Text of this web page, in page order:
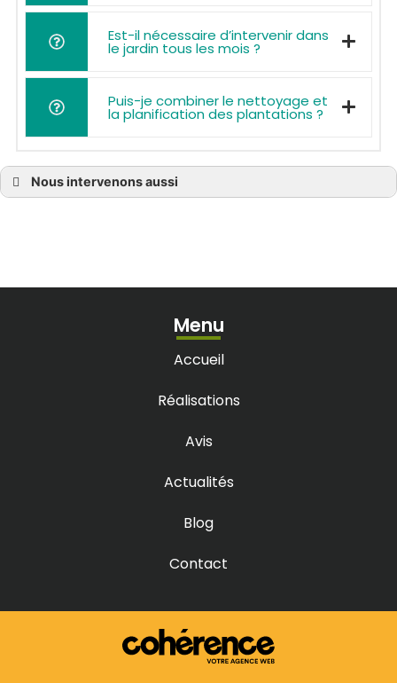
Est-il nécessaire d’intervenir dans
le jardin tous les mois ?
Puis-je combiner le nettoyage et
la planification des plantations ?
Nous intervenons aussi
Entreprise jardinier paysagiste à Eysines
Entreprise jardinier paysagiste à La Brède
Entreprise jardinier paysagiste à Latresne
Entreprise jardinier paysagiste à Marcheprime
Entreprise jardinier paysagiste à Parempuyre
Entreprise jardinier paysagiste à Saint-Caprais-de-Bordeaux
Entreprise jardinier paysagiste à Saucats
Entreprise jardinier paysagiste au Bouscat
Menu
Accueil
Réalisations
Avis
Actualités
Blog
Contact